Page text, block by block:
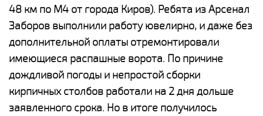
48 км по М4 от города Киров). Ребята из Арсенал
Заборов выполнили работу ювелирно, и даже без
дополнительной оплаты отремонтировали
имеющиеся распашные ворота. По причине
дождливой погоды и непростой сборки
кирпичных столбов работали на 2 дня дольше
заявленного срока. Но в итоге получилось